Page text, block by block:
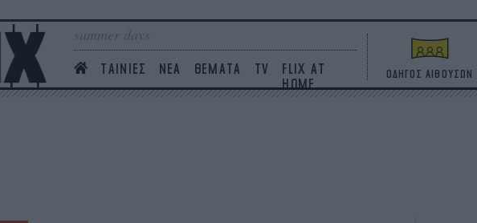
summer days
ΤΑΙΝΙΕΣ ΝΕΑ ΘΕΜΑΤΑ TV
FLIX AT
HOME
ΟΔΗΓΟΣ ΑΙΘΟΥΣΩΝ